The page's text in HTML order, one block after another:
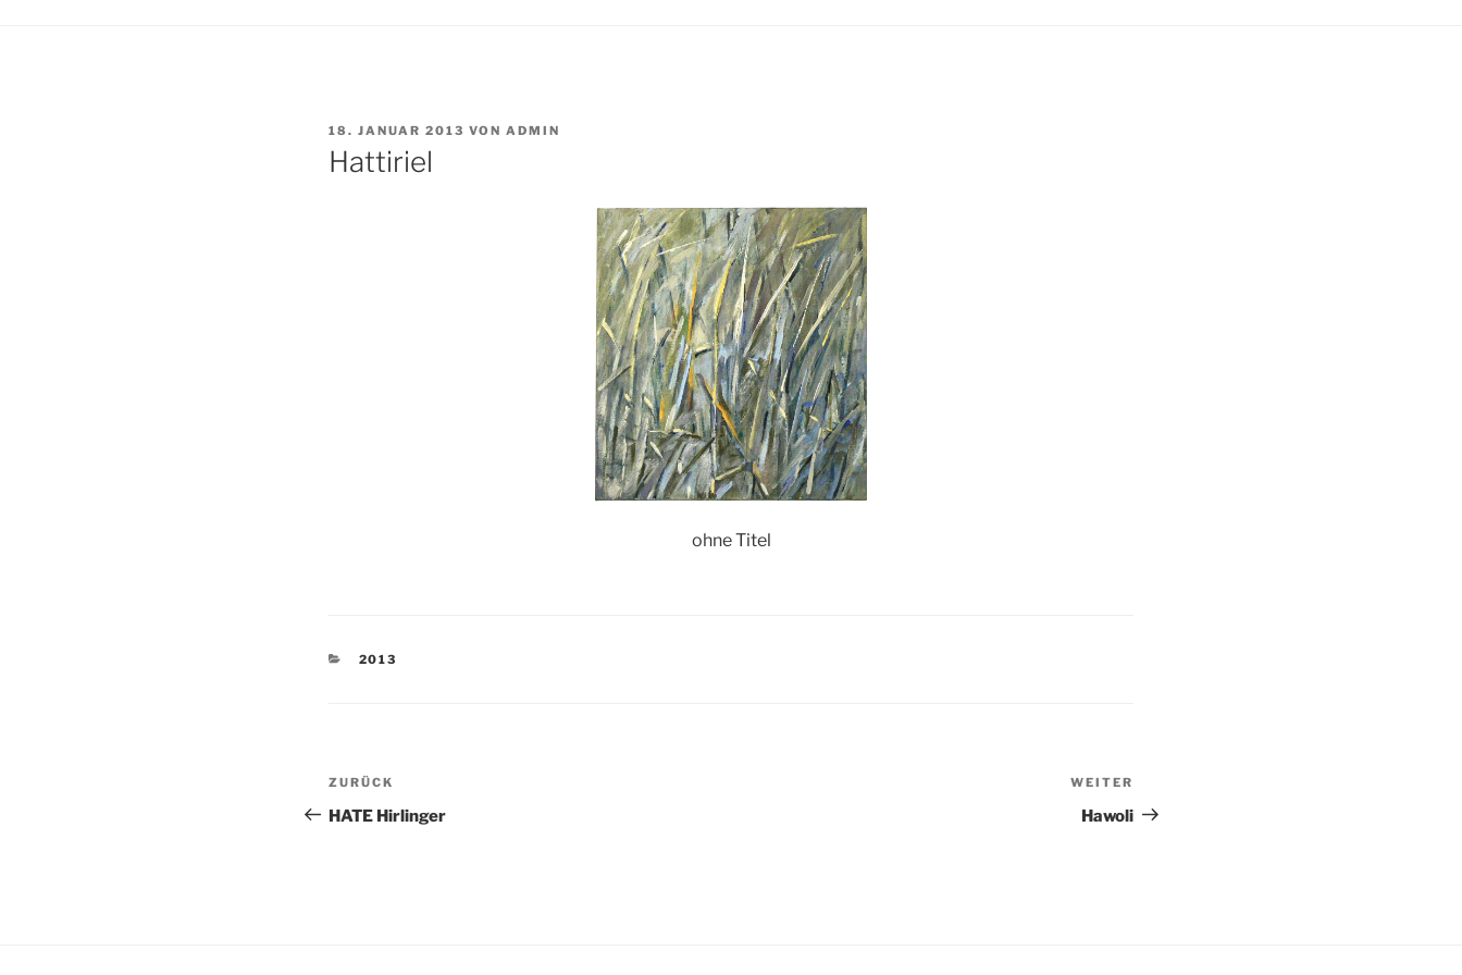
VERÖFFENTLICHT
AM
18. JANUAR 2013 VON ADMIN
Hattiriel
ohne Titel
KATEGORIEN
2013
Beitragsnavigation
Vorheriger
Beitrag
ZURÜCK
HATE Hirlinger
Beitrag
WEITER
Hawoli